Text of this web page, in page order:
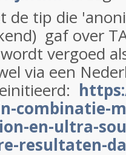
de tip die
gaf over
vergoed
via een
combinatie-
en-ultra-
resultaten-